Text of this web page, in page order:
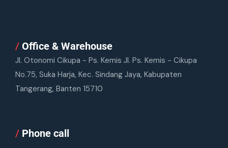
/ Office & Warehouse
Jl. Otonomi Cikupa - Ps. Kemis Jl. Ps. Kemis - Cikupa
No.75, Suka Harja, Kec. Sindang Jaya, Kabupaten
Tangerang, Banten 15710
/ Phone call